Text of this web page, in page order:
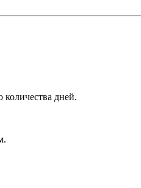
количества дней.